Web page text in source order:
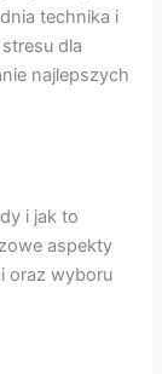
technika i
dla
najlepszych
i jak to
aspekty
oraz wyboru